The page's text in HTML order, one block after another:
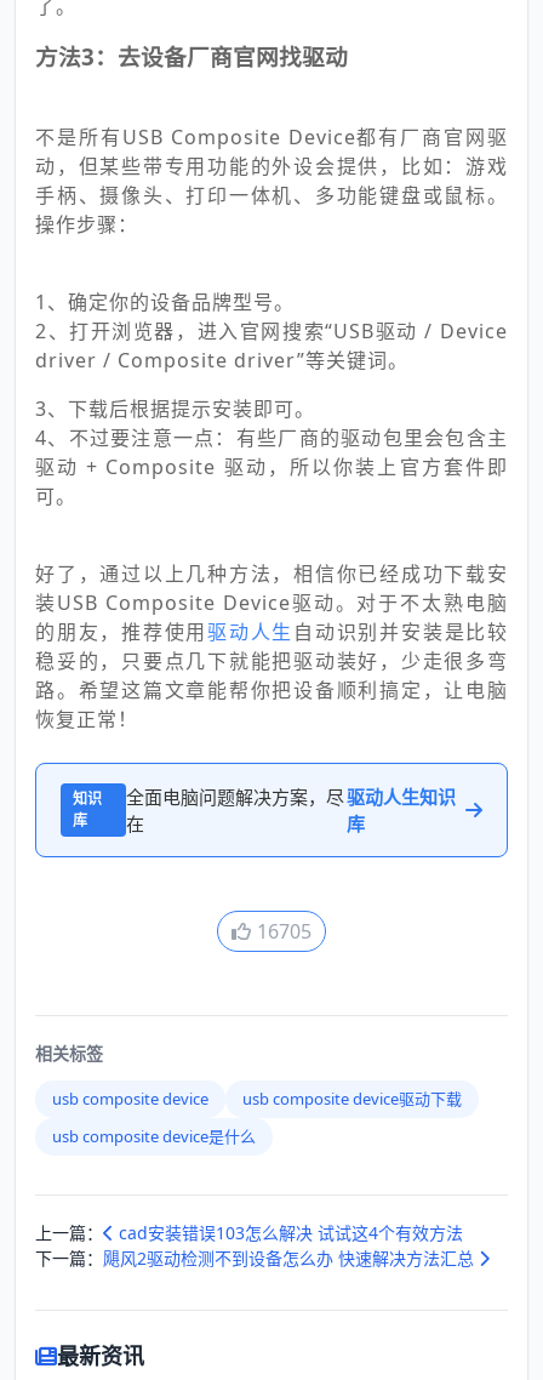
了。
方法3：去设备厂商官网找驱动
不是所有USB Composite Device都有厂商官网驱
动，但某些带专用功能的外设会提供，比如：游戏
手柄、摄像头、打印一体机、多功能键盘或鼠标。
操作步骤：
1、确定你的设备品牌型号。
2、打开浏览器，进入官网搜索“USB驱动 / Device
driver / Composite driver”等关键词。
3、下载后根据提示安装即可。
4、不过要注意一点：有些厂商的驱动包里会包含主
驱动 + Composite 驱动，所以你装上官方套件即
可。
好了，通过以上几种方法，相信你已经成功下载安
装USB Composite Device驱动。对于不太熟电脑
的朋友，推荐使用驱动人生 自动识别并安装是比较
稳妥的，只要点几下就能把驱动装好，少走很多弯
路。希望这篇文章能帮你把设备顺利搞定，让电脑
恢复正常！
知识
库
全面电脑问题解决方案，尽
在
驱动人生知识
库
16705
相关标签
usb composite device
usb composite device驱动下载
usb composite device是什么
上一篇：
cad安装错误103怎么解决 试试这4个有效方法
下一篇： 飓风2驱动检测不到设备怎么办 快速解决方法汇总
最新资讯